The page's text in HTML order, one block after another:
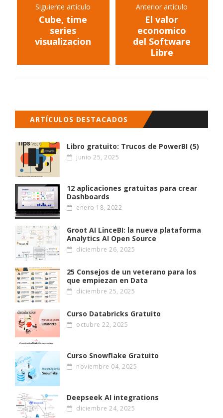
Siguiente artículo
Cube, time
series
visualizacion
Anterior artículo
El valor
economico
del Software
Libre
ARTÍCULOS DESTACADOS
Libro gratuito: Trucos de PowerBI (5)
junio 25, 2025
12 aplicaciones gratuitas para crear
Dashboards
enero 18, 2022
Groot AI LinceBI: la nueva plataforma
Analytics AI Open Source
diciembre 26, 2025
25 Consejos de un veterano para los
que empiezan en Data
diciembre 25, 2025
Curso Databricks Gratuito
octubre 22, 2025
Curso Snowflake Gratuito
noviembre 04, 2025
Deepseek AI integrations
diciembre 24, 2025